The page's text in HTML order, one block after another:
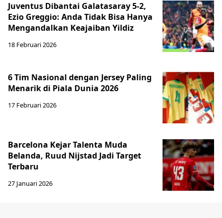
Juventus Dibantai Galatasaray 5-2,
Ezio Greggio: Anda Tidak Bisa Hanya
Mengandalkan Keajaiban Yildiz
18 Februari 2026
6 Tim Nasional dengan Jersey Paling
Menarik di Piala Dunia 2026
17 Februari 2026
Barcelona Kejar Talenta Muda
Belanda, Ruud Nijstad Jadi Target
Terbaru
27 Januari 2026